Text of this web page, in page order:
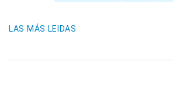
LAS MÁS LEIDAS